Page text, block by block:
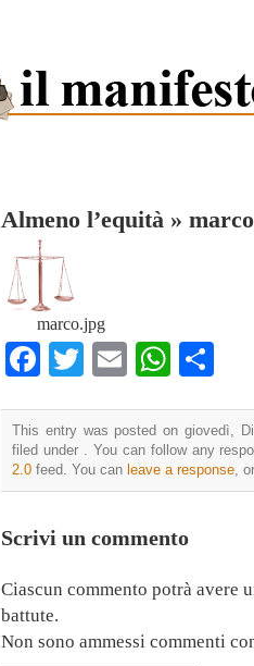
Almeno l’equità » marco
marco.jpg
Facebook
TwitterEmail
This entry was posted on giovedì,
filed under . You can follow any
2.0 feed. You can leave a response ,
Scrivi un commento
Ciascun commento potrà avere
battute.
Non sono ammessi commenti